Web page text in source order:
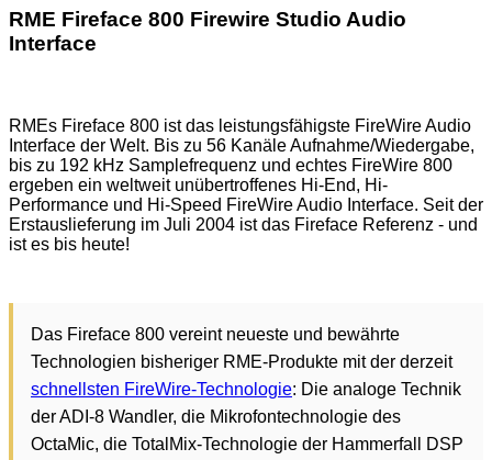
RME Fireface 800 Firewire Studio Audio
Interface
RMEs Fireface 800 ist das leistungsfähigste FireWire Audio
Interface der Welt. Bis zu 56 Kanäle Aufnahme/Wiedergabe,
bis zu 192 kHz Samplefrequenz und echtes FireWire 800
ergeben ein weltweit unübertroffenes Hi-End, Hi-
Performance und Hi-Speed FireWire Audio Interface. Seit der
Erstauslieferung im Juli 2004 ist das Fireface Referenz - und
ist es bis heute!
Das Fireface 800 vereint neueste und bewährte
Technologien bisheriger RME-Produkte mit der derzeit
schnellsten FireWire-Technologie: Die analoge Technik
der ADI-8 Wandler, die Mikrofontechnologie des
OctaMic, die TotalMix-Technologie der Hammerfall DSP